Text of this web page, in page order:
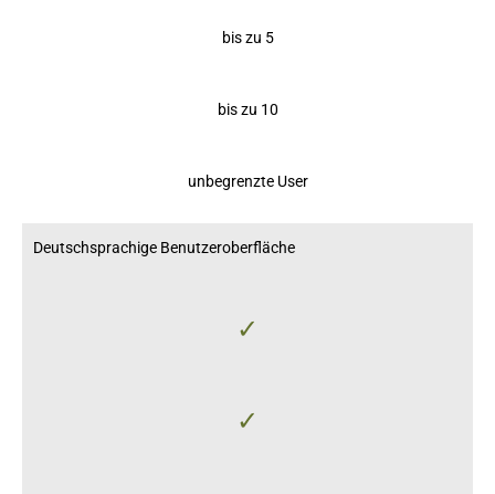
bis zu 5
bis zu 10
unbegrenzte User
Deutschsprachige Benutzeroberfläche
✓
✓